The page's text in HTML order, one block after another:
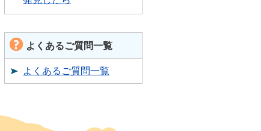
よくあるご質問一覧
よくあるご質問一覧